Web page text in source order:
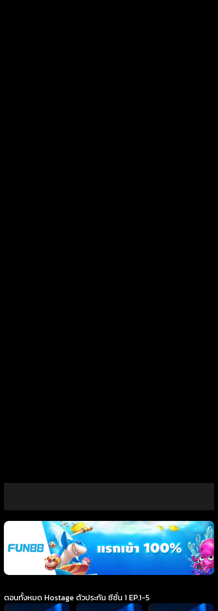
ตอนทั้งหมด Hostage ตัวประกัน ซีซั่น 1 EP.1-5